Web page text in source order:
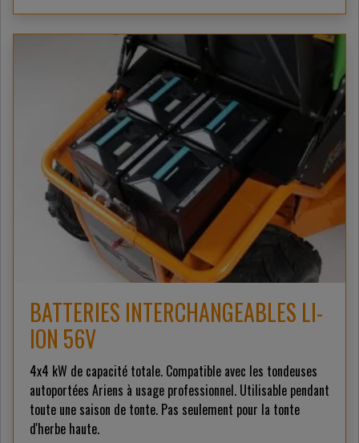
BATTERIES INTERCHANGEABLES LI-
ION 56V
4x4 kW de capacité totale. Compatible avec les tondeuses
autoportées Ariens à usage professionnel. Utilisable pendant
toute une saison de tonte. Pas seulement pour la tonte
d'herbe haute.